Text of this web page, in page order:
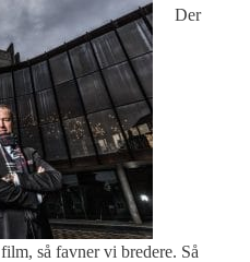
Der
så favner vi bredere. Så